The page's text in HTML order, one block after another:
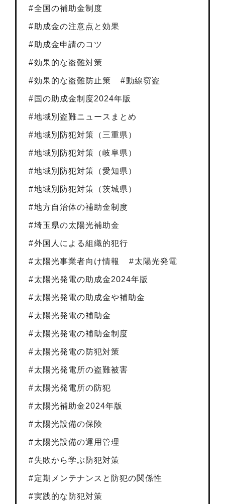
全国の補助金制度
助成金の注意点と効果
助成金申請のコツ
効果的な盗難対策
効果的な盗難防止策 動線窃盗
国の助成金制度2024年版
地域別盗難ニュースまとめ
地域別防犯対策（三重県）
地域別防犯対策（岐阜県）
地域別防犯対策（愛知県）
地域別防犯対策（茨城県）
地方自治体の補助金制度
埼玉県の太陽光補助金
外国人による組織的犯行
太陽光事業者向け情報 太陽光発電
太陽光発電の助成金2024年版
太陽光発電の助成金や補助金
太陽光発電の補助金
太陽光発電の補助金制度
太陽光発電の防犯対策
太陽光発電所の盗難被害
太陽光発電所の防犯
太陽光補助金2024年版
太陽光設備の保険
太陽光設備の運用管理
失敗から学ぶ防犯対策
定期メンテナンスと防犯の関係性
実践的な防犯対策